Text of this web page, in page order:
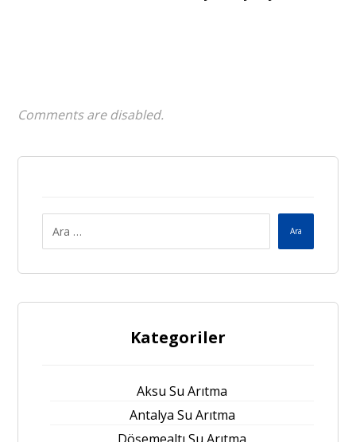
Comments are disabled.
Ara
Kategoriler
Aksu Su Arıtma
Antalya Su Arıtma
Döşemealtı Su Arıtma